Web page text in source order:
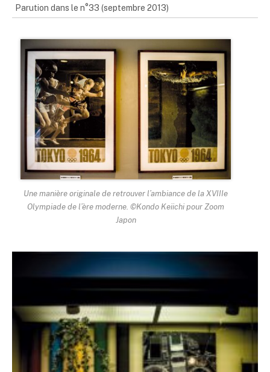
Parution dans le n°33 (septembre 2013)
Une manière originale de retrouver l’ambiance de la XVIIIe
Olympiade de l’ère moderne. ©Kondo Keiichi pour Zoom
Japon